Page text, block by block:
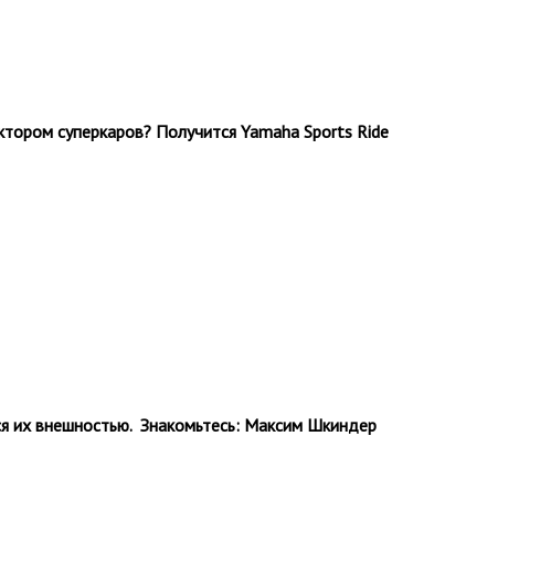
суперкаров? Получится Yamaha Sports Ride
их внешностью. Знакомьтесь: Максим Шкиндер